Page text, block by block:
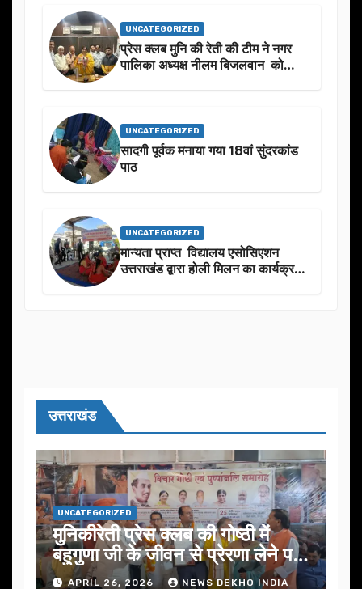
UNCATEGORIZED
प्रेस क्लब मुनि की रेती की टीम ने नगर
पालिका अध्यक्ष नीलम बिजलवान को
UNCATEGORIZED
सादगी पूर्वक मनाया गया 18वां सुंदरकांड
पाठ
UNCATEGORIZED
मान्यता प्राप्त विद्यालय एसोसिएशन
उत्तराखंड द्वारा होली मिलन का कार्यक्रम
उत्तराखंड
UNCATEGORIZED
मुनिकीरेती प्रेस क्लब की गोष्ठी में
बहुगुणा जी के जीवन से प्रेरणा लेने पर
जोरAPRIL 26, 2026 NEWS DEKHO INDIA